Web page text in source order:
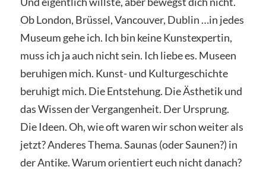
Ob London, Brüssel, Vancouver, Dublin …in jedes
Museum gehe ich. Ich bin keine Kunstexpertin,
muss ich ja auch nicht sein. Ich liebe es. Museen
beruhigen mich. Kunst- und Kulturgeschichte
beruhigt mich. Die Entstehung. Die Ästhetik und
das Wissen der Vergangenheit. Der Ursprung.
Die Ideen. Oh, wie oft waren wir schon weiter als
jetzt? Anderes Thema. Saunas (oder Saunen?) in
der Antike. Warum orientiert euch nicht danach?